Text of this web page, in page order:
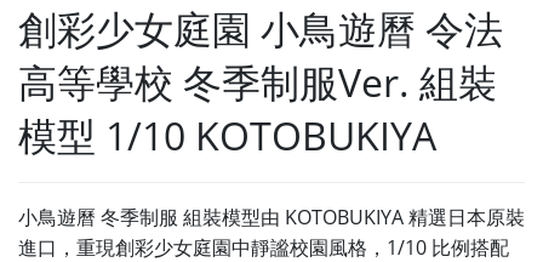
創彩少女庭園 小鳥遊曆 令法
高等學校 冬季制服Ver. 組裝
模型 1/10 KOTOBUKIYA
小鳥遊曆 冬季制服 組裝模型由 KOTOBUKIYA 精選日本原裝
進口，重現創彩少女庭園中靜謐校園風格，1/10 比例搭配